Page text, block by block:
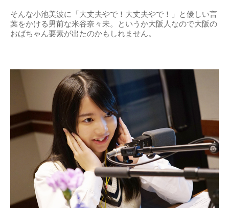
そんな小池美波に「大丈夫やで！大丈夫やで！」と優しい言
葉をかける男前な米谷奈々未。というか大阪人なので大阪の
おばちゃん要素が出たのかもしれません。